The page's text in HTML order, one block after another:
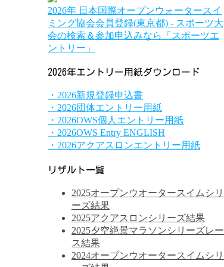
2026年 日本国際オープンウォータースイ
ミング協会会員登録(東京都) - スポーツ大
会の検索＆参加申込みなら「スポーツエ
ントリー」
2026年エントリー用紙ダウンロード
・2026新規登録申込書
・2026団体エントリー用紙
・2026OWS個人エントリー用紙
・2026OWS Entry ENGLISH
・2026アクアスロンエントリー用紙
リザルト一覧
2025オープンウオータースイムシリ
ーズ結果
2025アクアスロンシリーズ結果
2025夕空絶景マラソンシリーズレー
ス結果
2024オープンウオータースイムシリ